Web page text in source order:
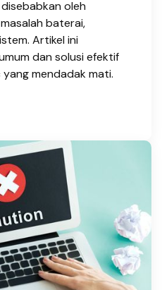
oleh
baterai,
Artikel ini
dan solusi efektif
mendadak mati.